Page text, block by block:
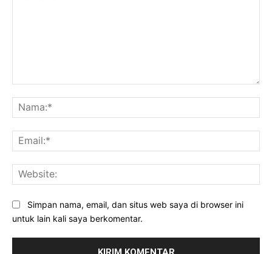
Simpan nama, email, dan situs web saya di browser ini
untuk lain kali saya berkomentar.